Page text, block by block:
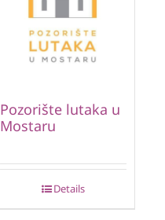
Pozorište lutaka u
Mostaru
Details